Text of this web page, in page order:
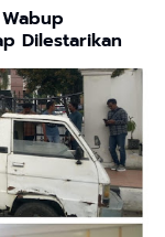
Dilestarikan